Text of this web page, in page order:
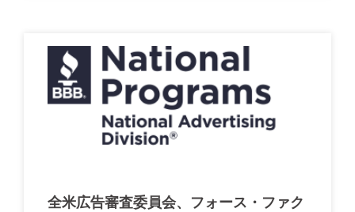
全米広告審査委員会、フォース・ファク